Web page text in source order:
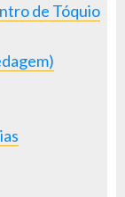
de Tóquio